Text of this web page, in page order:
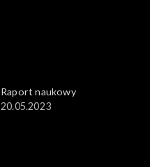
Raport naukowy
20.05.2023